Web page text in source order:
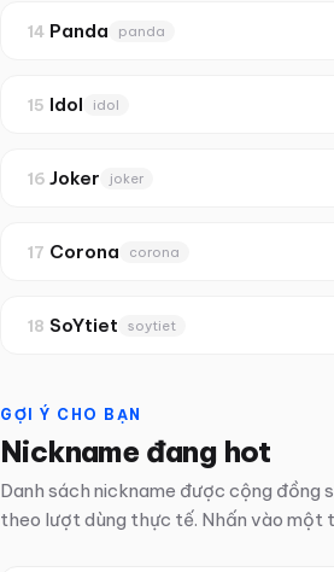
14 Panda panda
15 Idol idol
16 Joker joker
17 Corona corona
18 SoYtiet soytiet
GỢI Ý CHO BẠN
Nickname đang hot
Danh sách nickname được cộng đồng
theo lượt dùng thực tế. Nhấn vào một